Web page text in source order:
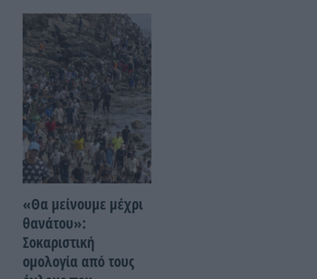
«Θα μείνουμε μέχρι
θανάτου»:
Σοκαριστική
ομολογία από τους